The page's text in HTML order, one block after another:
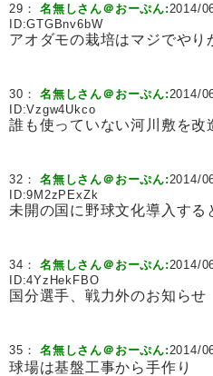
29：名無しさん＠おーぷん:2014/
ID:GTGBnv6bW
アオダモの栽培はマジでやり
30：名無しさん＠おーぷん:2014/
ID:Vzgw4Ukco
誰も使っていない河川敷を
32：名無しさん＠おーぷん:2014/
ID:9M2zPExZk
未開の国に野球文化導入する
34：名無しさん＠おーぷん:2014/
ID:4YzHekFBO
国分選手、戦力外のお知らせ
35：名無しさん＠おーぷん:2014/
球場は基盤工事から手作り